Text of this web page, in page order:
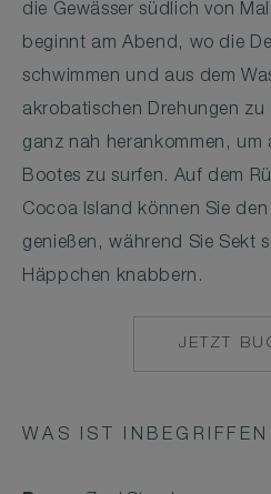
die Gewässer südlich von
beginnt am Abend, wo die
schwimmen und aus dem
akrobatischen Drehungen zu
ganz nah herankommen, um
Bootes zu surfen. Auf dem
Cocoa Island können Sie
genießen, während Sie Sekt
Häppchen knabbern.
JETZT
WAS IST INBEGRIFFEN